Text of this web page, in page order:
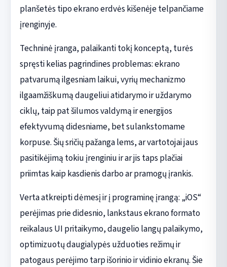
planšetės tipo ekrano erdvės kišenėje telpančiame
įrenginyje.
Techninė įranga, palaikanti tokį konceptą, turės
spręsti kelias pagrindines problemas: ekrano
patvarumą ilgesniam laikui, vyrių mechanizmo
ilgaamžiškumą daugeliui atidarymo ir uždarymo
ciklų, taip pat šilumos valdymą ir energijos
efektyvumą didesniame, bet sulankstomame
korpuse. Šių sričių pažanga lems, ar vartotojai jaus
pasitikėjimą tokiu įrenginiu ir ar jis taps plačiai
priimtas kaip kasdienis darbo ar pramogų įrankis.
Verta atkreipti dėmesį ir į programinę įrangą: „iOS“
perėjimas prie didesnio, lankstaus ekrano formato
reikalaus UI pritaikymo, daugelio langų palaikymo,
optimizuotų daugialypės užduoties režimų ir
patogaus perėjimo tarp išorinio ir vidinio ekranų. Šie